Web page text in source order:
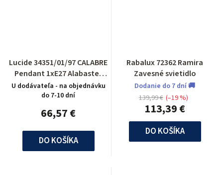
Lucide 34351/01/97 CALABRE
Pendant 1xE27 Alabaster
Glass/Rust
U dodávateľa - na objednávku
do 7-10 dní
66,57 €
DO KOŠÍKA
Rabalux 72362 Ramira
Zavesné svietidlo
Dodanie do 7 dní 🚚
113,39 €
139,99 € (–19 %)
DO KOŠÍKA